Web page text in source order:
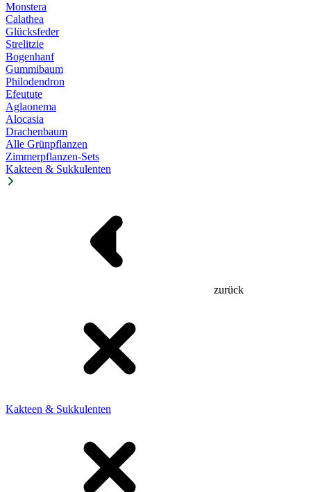
Monstera
Calathea
Glücksfeder
Strelitzie
Bogenhanf
Gummibaum
Philodendron
Efeutute
Aglaonema
Alocasia
Drachenbaum
Alle Grünpflanzen
Zimmerpflanzen-Sets
Kakteen & Sukkulenten
zurück
Kakteen & Sukkulenten